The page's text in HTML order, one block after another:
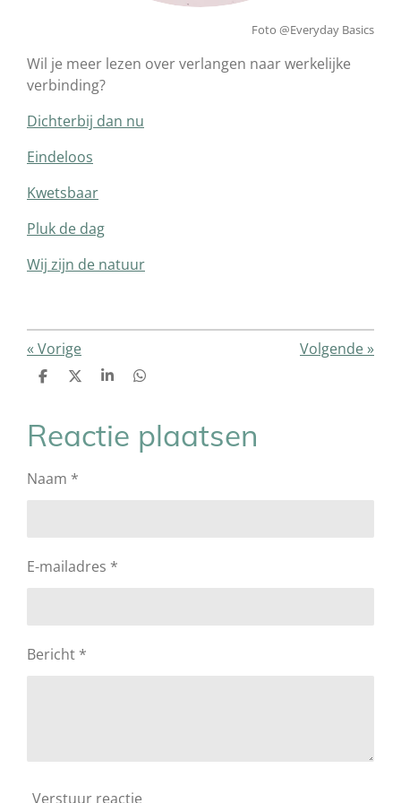
Foto @Everyday Basics
Wil je meer lezen over verlangen naar werkelijke
verbinding?
Dichterbij dan nu
Eindeloos
Kwetsbaar
Pluk de dag
Wij zijn de natuur
« Vorige Volgende»
D
e
n
D
S
r
D
n
Reactie plaatsen
Naam *
E-mailadres *
Bericht *
Verstuur reactie